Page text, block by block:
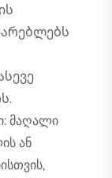
მაღალი
ან